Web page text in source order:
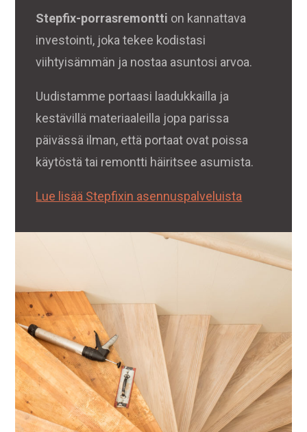
Stepfix-porrasremontti on kannattava
investointi, joka tekee kodistasi
viihtyisämmän ja nostaa asuntosi arvoa.
Uudistamme portaasi laadukkailla ja
kestävillä materiaaleilla jopa parissa
päivässä ilman, että portaat ovat poissa
käytöstä tai remontti häiritsee asumista.
Lue lisää Stepfixin asennuspalveluista